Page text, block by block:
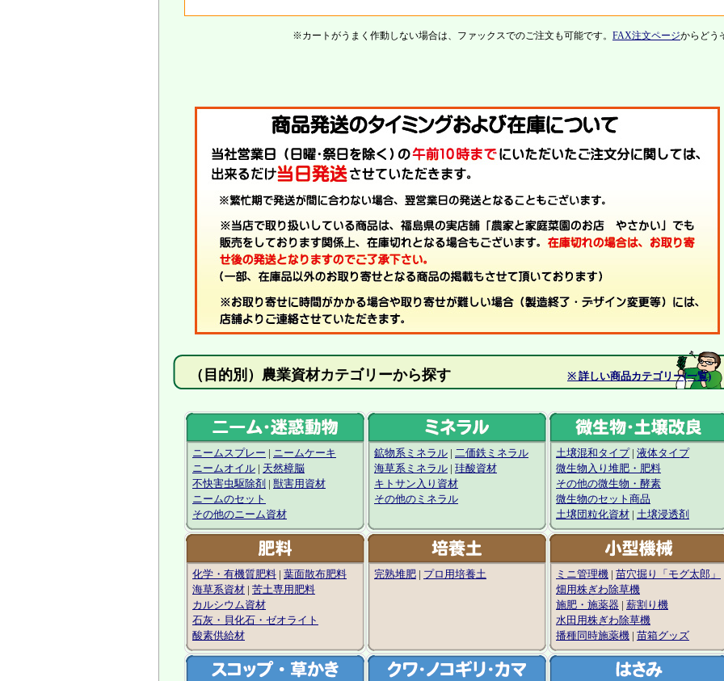
※カートがうまく作動しない場合は、ファックスでのご注文も可能です。 FAX注文ページからどう
（目的別）農業資材カテゴリーから探す ※ 詳しい商品カテゴリー(一覧)
ニームスプレー
ニームケーキ
ニームオイル
天然樟脳
不快害虫駆除剤
獣害用資材
ニームのセット
その他のニーム資材
鉱物系ミネラル
二価鉄ミネラル
海草系ミネラル
珪酸資材
キトサン入り資材
その他のミネラル
土壌混和タイプ
液体タイプ
微生物入り堆肥・肥料
その他の微生物・酵素
微生物のセット商品
土壌団粒化資材
土壌浸透剤
化学・有機質肥料
葉面散布肥料
海草系資材
苦土専用肥料
カルシウム資材
石灰・貝化石・ゼオライト
酸素供給材
完熟堆肥 プロ用培養土 ミニ管理機
苗穴掘り「モグ太郎」
畑用株ぎわ除草機
施肥・施薬器
薪割り機
水田用株ぎわ除草機
播種同時施薬機
苗箱グッズ